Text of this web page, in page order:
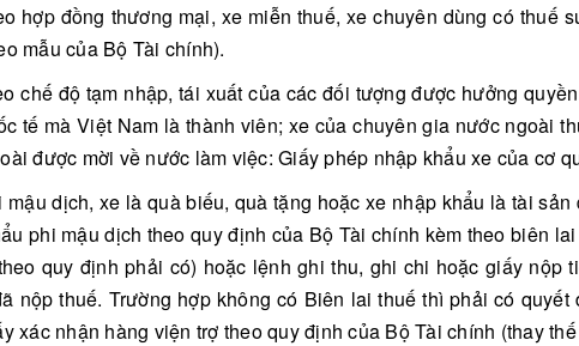
hợp đồng thương mại, xe miễn thuế, xe chuyên dùng có thuế
mẫu của Bộ Tài chính).
chế độ tạm nhập, tái xuất của các đối tượng được hưởng
tế mà Việt Nam là thành viên; xe của chuyên gia nước ngoài
được mời về nước làm việc: Giấy phép nhập khẩu xe của cơ
mậu dịch, xe là quà biếu, quà tặng hoặc xe nhập khẩu là tài
phi mậu dịch theo quy định của Bộ Tài chính kèm theo biên
quy định phải có) hoặc lệnh ghi thu, ghi chi hoặc giấy nộp
nộp thuế. Trường hợp không có Biên lai thuế thì phải có
xác nhận hàng viện trợ theo quy định của Bộ Tài chính (thay